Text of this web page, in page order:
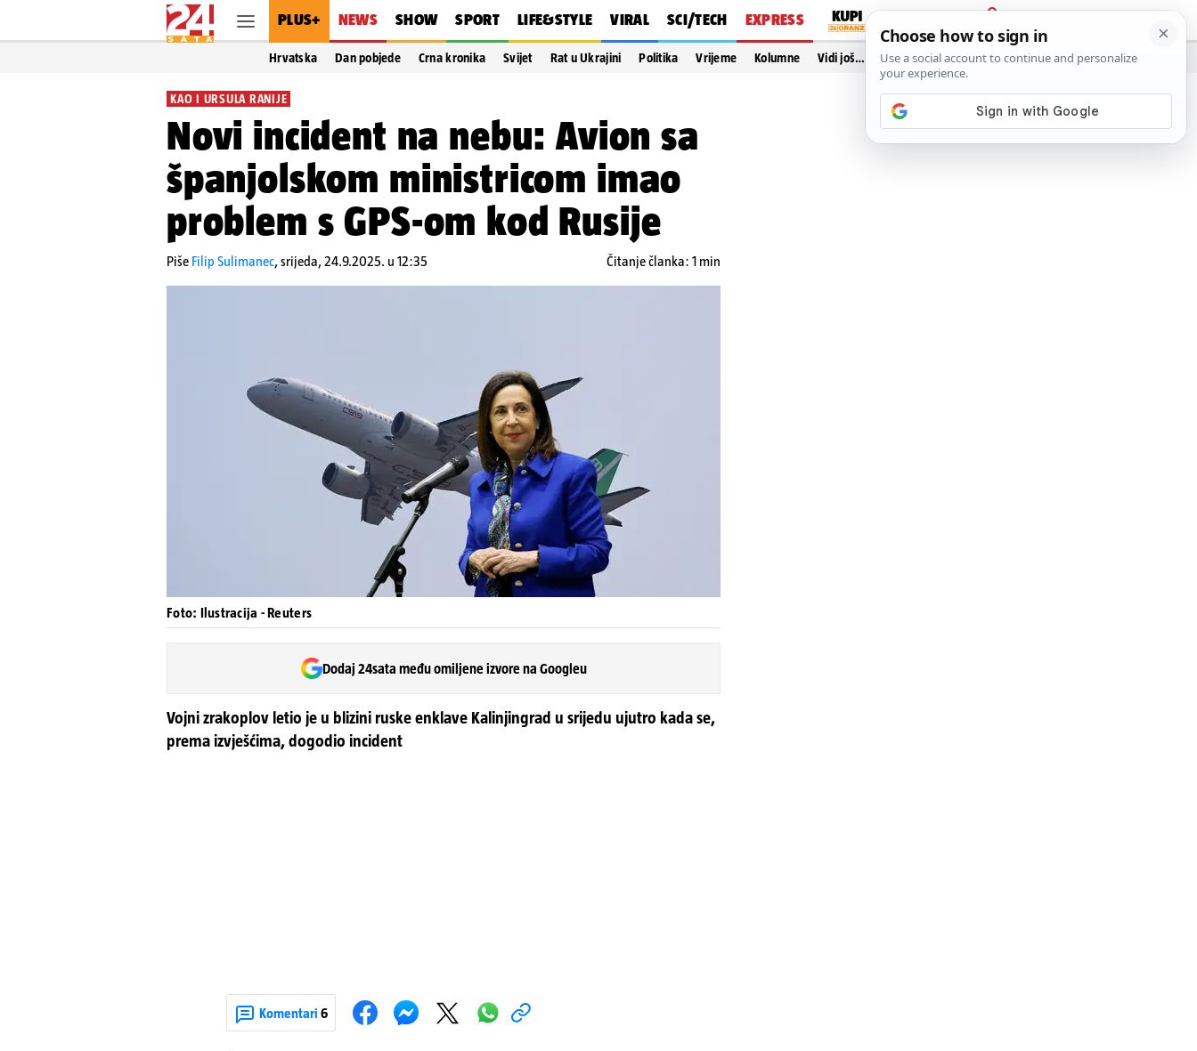
PLUS+ NEWS SHOW SPORT LIFE&STYLE VIRAL SCI/TECH EXPRESS
PRIJAVA
Hrvatska Dan pobjede Crna kronika Svijet Rat u Ukrajini Politika Vrijeme Kolumne Vidi još…
KAO I URSULA RANIJE
Novi incident na nebu: Avion sa
španjolskom ministricom imao
problem s GPS-om kod Rusije
Piše Filip Sulimanec,srijeda, 24.9.2025. u 12:35 Čitanje članka: 1 min
Foto: Ilustracija - Reuters
Dodaj 24sata među omiljene izvore na Googleu
Vojni zrakoplov letio je u blizini ruske enklave Kalinjingrad u srijedu ujutro kada se,
prema izvješćima, dogodio incident
Komentari 6